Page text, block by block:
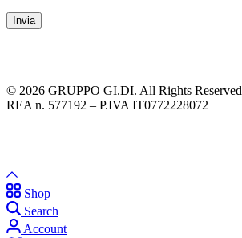
© 2026 GRUPPO GI.DI. All Rights Reserved
REA n. 577192 – P.IVA IT0772228072
Shop
Search
Account